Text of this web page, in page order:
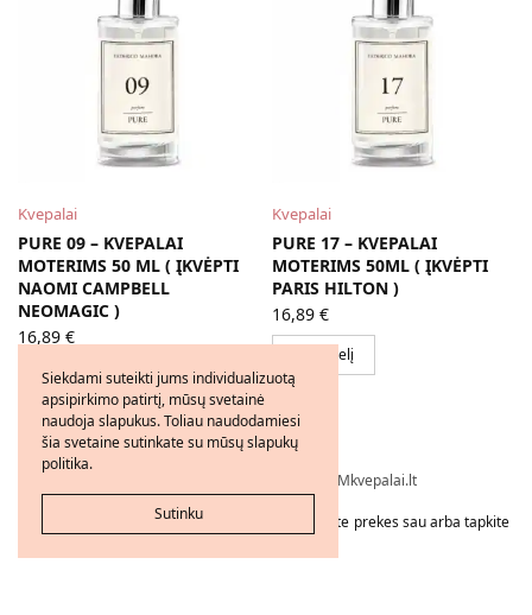
Kvepalai
PURE 09 – KVEPALAI
MOTERIMS 50 ML ( ĮKVĖPTI
NAOMI CAMPBELL
NEOMAGIC )
16,89 €
Į krepšelį
Kvepalai
PURE 17 – KVEPALAI
MOTERIMS 50ML ( ĮKVĖPTI
PARIS HILTON )
16,89 €
Į krepšelį
Visos teisės saugomos © 2026 - FMkvepalai.lt
Tapkite FMWorld verslo partneriu arba užsakykite prekes sau arba tapkite
Siekdami suteikti jums individualizuotą
apsipirkimo patirtį, mūsų svetainė
naudoja slapukus. Toliau naudodamiesi
šia svetaine sutinkate su mūsų slapukų
politika.
Sutinku